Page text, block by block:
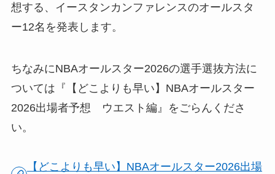
想する、イースタンカンファレンスのオールスタ
ー12名を発表します。
ちなみにNBAオールスター2026の選手選抜方法に
ついては『【どこよりも早い】NBAオールスター
2026出場者予想 ウエスト編』をごらんくださ
い。
【どこよりも早い】NBAオールスター2026出場